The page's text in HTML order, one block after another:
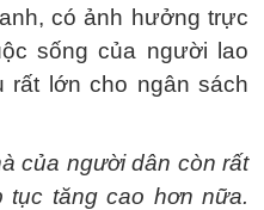
có ảnh hưởng trực
sống của người lao
rất lớn cho ngân sách
của người dân còn rất
tăng cao hơn nữa.